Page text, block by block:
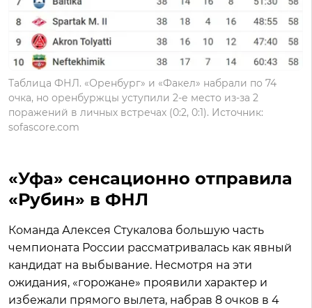
Таблица ФНЛ. «Оренбург» и «Факел» набрали по 74
очка, но оренбуржцы уступили 2-е место из-за 2
поражений в личных встречах (0:2, 0:1). Источник:
sofascore.com
«Уфа» сенсационно отправила
«Рубин» в ФНЛ
Команда Алексея Стукалова большую часть
чемпионата России рассматривалась как явный
кандидат на выбывание. Несмотря на эти
ожидания, «горожане» проявили характер и
избежали прямого вылета, набрав 8 очков в 4